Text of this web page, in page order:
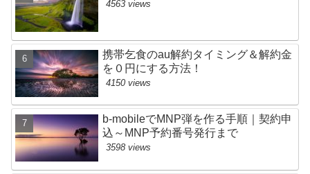
4563 views
携帯乞食のau解約タイミング＆解約金
を０円にする方法！
4150 views
b-mobileでMNP弾を作る手順｜契約申
込～MNP予約番号発行まで
3598 views